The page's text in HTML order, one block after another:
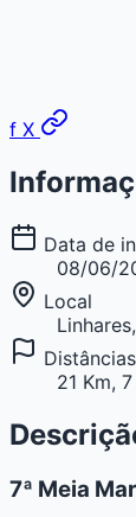
f X
Data de
08/06/
Local
Distâncias
21 Km,
7ª Meia